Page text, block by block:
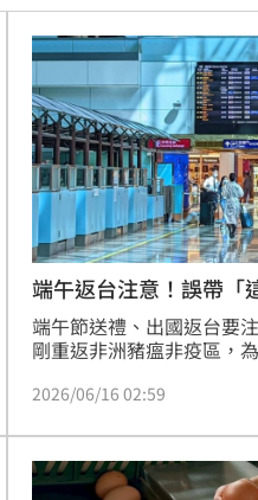
端午返台注意！誤帶「
端午節送禮、出國返台要
剛重返非洲豬瘟非疫區，
臘肉等豬肉製品，務必認
境，違者最高可開罰100
2026/06/16 02:59